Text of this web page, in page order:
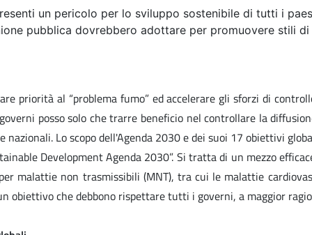
un pericolo per lo sviluppo sostenibile di tutti i
pubblica dovrebbero adottare per promuovere stili
priorità al “problema fumo” ed accelerare gli sforzi di
posso solo che trarre beneficio nel controllare la
Lo scopo dell'Agenda 2030 e dei suoi 17 obiettivi
Development Agenda 2030”. Si tratta di un mezzo
malattie non trasmissibili (MNT), tra cui le malattie
obiettivo che debbono rispettare tutti i governi, a maggior